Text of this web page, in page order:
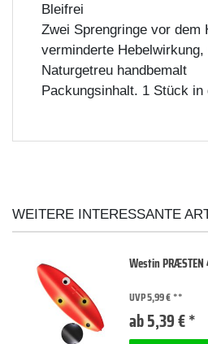
Bleifrei
Zwei Sprengringe vor dem
verminderte
Naturgetreu handbemalt
Packungsinhalt. 1 Stück in
WEITERE INTERESSANTE
Westin
UVP 5,99 €
ab 5,39 € *